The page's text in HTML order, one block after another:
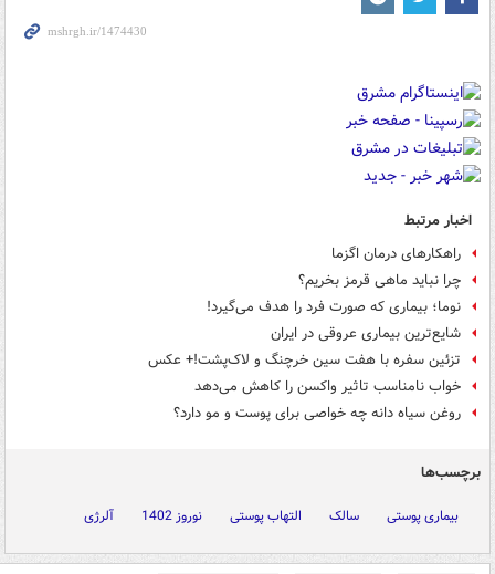
اخبار مرتبط
راهکارهای درمان اگزما
چرا نباید ماهی قرمز بخریم؟
نوما؛ بیماری که صورت فرد را هدف می‌گیرد!
شایع‌ترین بیماری عروقی در ایران
تزئین سفره با هفت سین خرچنگ و لاک‌پشت!+ عکس
خواب نامناسب تاثیر واکسن را کاهش می‌دهد
روغن سیاه دانه چه خواصی برای پوست و مو دارد؟
برچسب‌ها
بیماری پوستی سالک التهاب پوستی نوروز 1402 آلرژی